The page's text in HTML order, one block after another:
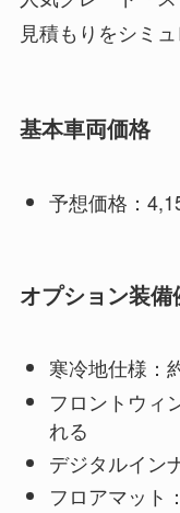
見積もりをシミ
基本車両価格
予想価格：
オプション装備
寒冷地仕様：
フロントウィ
れる
デジタルイン
フロアマット